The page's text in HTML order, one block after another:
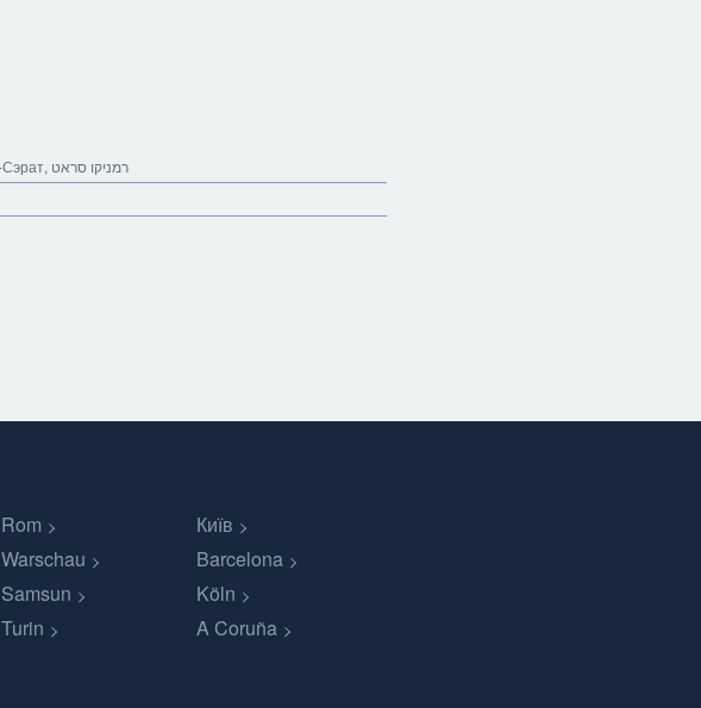
Râmnicu Sărat, Rimnik, Rümnick;Rimnik, Римник, Рымнику-Сэрат, רמניקו סראט
Rom
Київ
Warschau
Barcelona
Samsun
Köln
Turin A Coruña